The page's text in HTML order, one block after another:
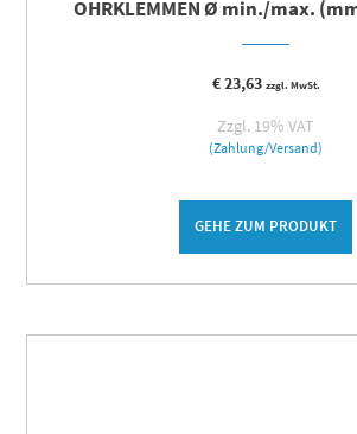
OHRKLEMMEN Ø min./max.
€23,63 zzgl. MwSt.
Zzgl. 19% VAT
(Zahlung/Versand)
GEHE ZUM PRODUKT